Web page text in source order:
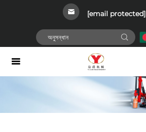
[email protected]